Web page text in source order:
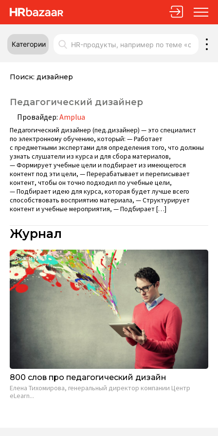
Категории
Поиск: дизайнер
Педагогический дизайнер
Провайдер: Amplua
Педагогический дизайнер (пед.дизайнер) — это специалист
по электронному обучению, который: — Работает
с предметными экспертами для определения того, что должны
узнать слушатели из курса и для сбора материалов,
— Формирует учебные цели и подбирает из имеющегося
контент под эти цели, — Перерабатывает и переписывает
контент, чтобы он точно подходил по учебные цели,
— Подбирает идею для курса, которая будет лучше всего
способствовать восприятию материала, — Структурирует
контент и учебные мероприятия, — Подбирает […]
Журнал
Аналитика
800 слов про педагогический дизайн
Елена Тихомирова, генеральный директор компании Центр
eLearn...